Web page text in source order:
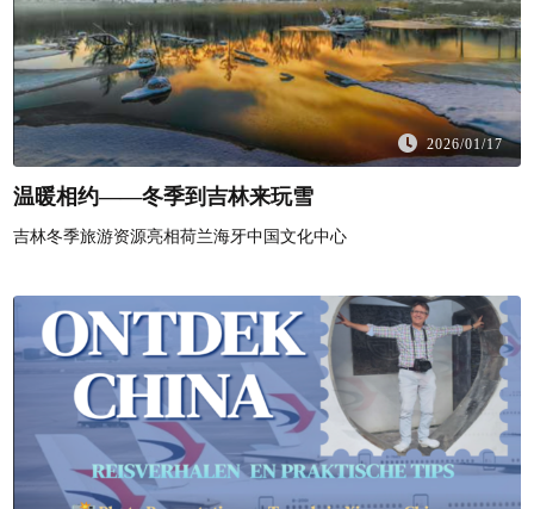
2026/01/17
温暖相约——冬季到吉林来玩雪
吉林冬季旅游资源亮相荷兰海牙中国文化中心